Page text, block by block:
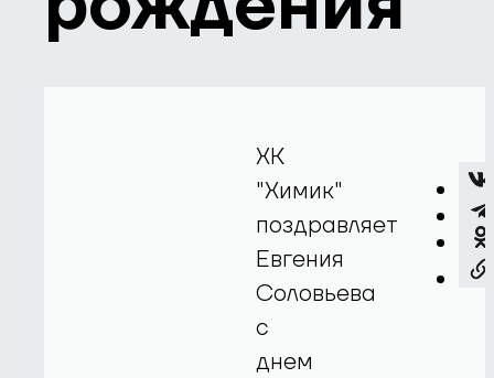
ХК
"Химик"
поздравляет
Евгения
Соловьева
с
днем